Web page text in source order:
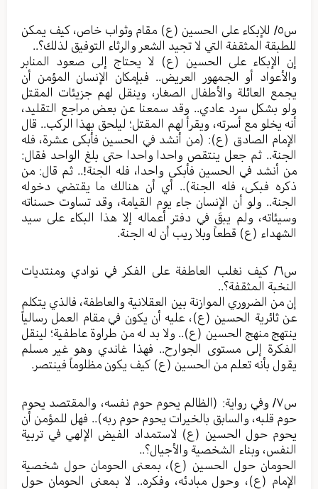
س٥/ للإبكاء على الحسين (ع) مقام وثواب خاص، كيف يمكن
للطبقة المثقفة التي لا تجيد الشعر والرثاء التوفيق لذلك؟..
إن الإبكاء على الحسين (ع) لا يحتاج إلى صعود المنابر
والأعواد أو الجمهور العريض.. فبإمكان الإنسان المؤمن أن
يجمع العائلة والأطفال الصغار، وينقل لهم جزيئات المقتل
ولو بشكل سرد عادي.. وقد سمعنا عن بعض مراجع التقليد،
أنه يخلو مع أسرته، ويقرأ لهم المقتل؛ ليلحق بهذا الركب.. قال
الإمام الصادق (ع): (من أنشد في الحسين فأبكى عشرة، فله
الجنة.. ثم جعل ينتقص واحدا واحدا حتى بلغ الواحد فقال:
من أنشد في الحسين فأبكى واحدا، فله الجنة!.. ثم قال: من
ذكره فبكى، فله الجنة).. أي أن هنالك ما يقتضي دخوله
الجنة.. ولو أن الإنسان جاء يوم القيامة، وقد تساوت حسناته
وسيئاته، ولم يبقَ في دفتر أعماله إلا هذا البكاء على سيد
الشهداء (ع) قطعاً وبلا ريب أن له الجنة.
س٦/ كيف نغلب العاطفة على الفكر في نوادي ومنتديات
النخبة المثقفة؟..
إن من الضروري الموازنة بين العقلانية والعاطفة، فالذي يتكلم
عن ثائرية الحسين (ع)، عليه أن يكون في مقام العمل رسالياً
ينتهج منهج الحسين (ع).. ولا بد له من طراوة عاطفية؛ لينقل
الفكرة إلى مستوى الجوارح.. فهذا غاندي وهو غير مسلم
يقول بأنه تعلم من الحسين (ع) كيف يكون مظلوماً فينتصر.
س٧/ وفي رواية: (الظالم يحوم حوم نفسه، والمقتصد يحوم
حوم قلبه، والسابق بالخيرات يحوم حوم ربه).. فهل للمؤمن أن
يحوم حول الحسين (ع) لاستمداد الفيض الإلهي في تربية
النفس، وبناء الشخصية والأجيال؟..
الحومان حول الحسين (ع)، بمعنى الحومان حول شخصية
الإمام (ع)، وحول مبادئه، وفكره.. لا بمعنى الحومان حول